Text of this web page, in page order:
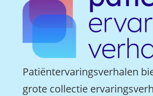
Patiëntervaringsverhalen
grote collectie